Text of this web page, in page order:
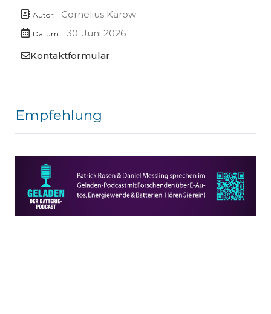
Autor: Cornelius Karow
Datum:
30. Juni 2026
Kontaktformular
Empfehlung